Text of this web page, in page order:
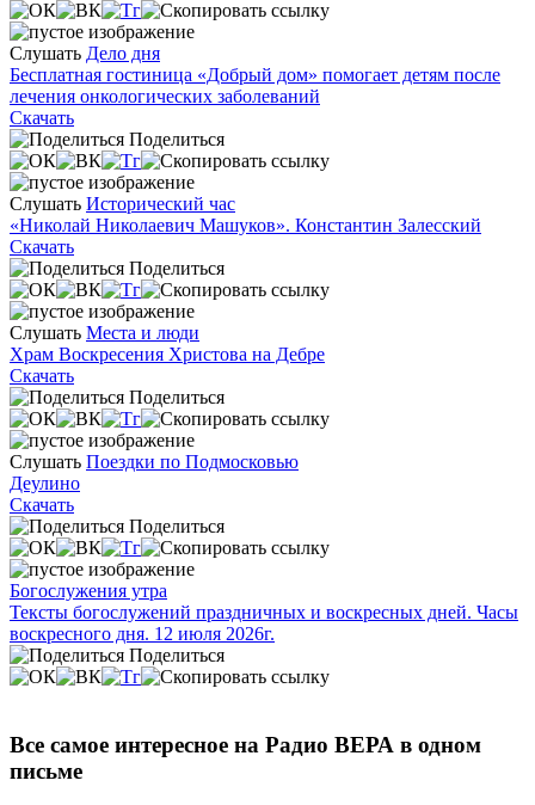
Слушать Дело дня
Бесплатная гостиница «Добрый дом» помогает детям после
лечения онкологических заболеваний
Скачать
Поделиться
Слушать Исторический час
«Николай Николаевич Машуков». Константин Залесский
Скачать
Поделиться
Слушать Места и люди
Храм Воскресения Христова на Дебре
Скачать
Поделиться
Слушать Поездки по Подмосковью
Деулино
Скачать
Поделиться
Богослужения утра
Тексты богослужений праздничных и воскресных дней. Часы
воскресного дня. 12 июля 2026г.
Поделиться
Все самое интересное на Радио ВЕРА в одном
письме